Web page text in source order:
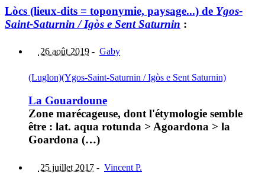
Lòcs (lieux-dits = toponymie, paysage...) de Ygos-
Saint-Saturnin / Igòs e Sent Saturnin :
26 août 2019 - Gaby
(Luglon)(Ygos-Saint-Saturnin / Igòs e Sent Saturnin)
La Gouardoune
Zone marécageuse, dont l'étymologie semble
être : lat. aqua rotunda > Agoardona > la
Goardona (…)
25 juillet 2017 - Vincent P.